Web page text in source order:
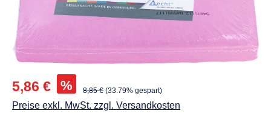
Abbildungen können vom Original abweichen.
Verkaufspreis:
5,86 € % Regulärer Preis:
8,85 € (33.79% gespart)
Preise exkl. MwSt. zzgl. Versandkosten